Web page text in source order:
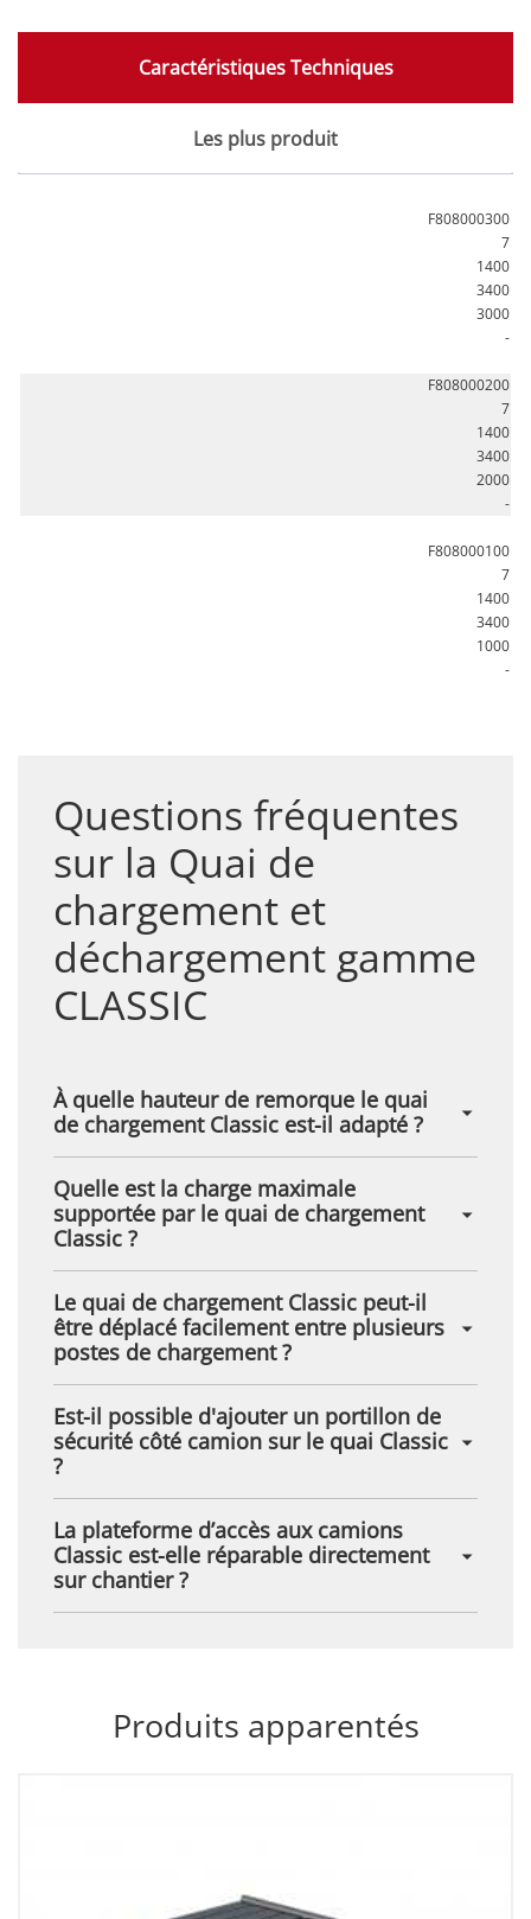
Caractéristiques Techniques
Les plus produit
F808000300
7
1400
3400
3000
-
F808000200
7
1400
3400
2000
-
F808000100
7
1400
3400
1000
-
Questions fréquentes
sur la Quai de
chargement et
déchargement gamme
CLASSIC
À quelle hauteur de remorque le quai
de chargement Classic est-il adapté ?
Quelle est la charge maximale
supportée par le quai de chargement
Classic ?
Le quai de chargement Classic peut-il
être déplacé facilement entre plusieurs
postes de chargement ?
Est-il possible d'ajouter un portillon de
sécurité côté camion sur le quai Classic
?
La plateforme d’accès aux camions
Classic est-elle réparable directement
sur chantier ?
Produits apparentés